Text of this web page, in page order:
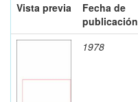
Vista previa
Fecha de
publicación
1978